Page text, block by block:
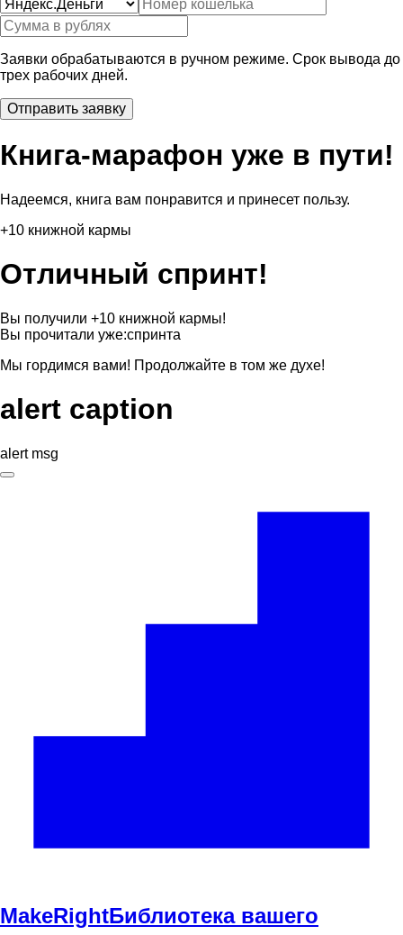
Заявки обрабатываются в ручном режиме. Срок вывода до
трех рабочих дней.
Книга-марафон уже в пути!
Надеемся, книга вам понравится и принесет пользу.
+10 книжной кармы
Отличный спринт!
Вы получили +10 книжной кармы!
Вы прочитали уже:спринта
Мы гордимся вами! Продолжайте в том же духе!
alert caption
alert msg
MakeRightБиблиотека вашего